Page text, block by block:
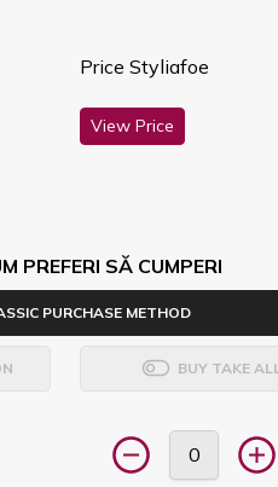
Price Styliafoe
View Price
PREFERI SĂ CUMPERI
PURCHASE METHOD
BUY TAKE ALL